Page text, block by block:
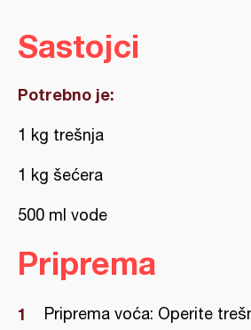
Sastojci
Potrebno je:
1 kg trešnja
1 kg šećera
500 ml vode
Priprema
Priprema voća: Operite